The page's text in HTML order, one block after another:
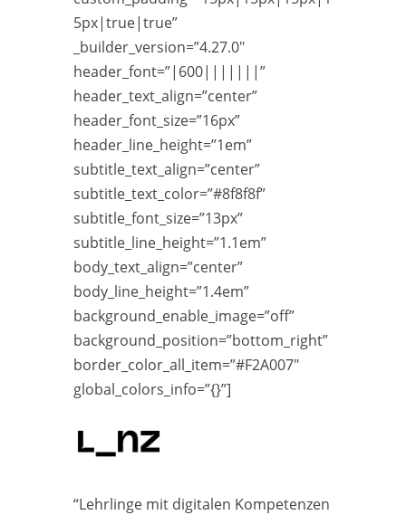
5px|true|true”
_builder_version=”4.27.0″
header_font=”|600|||||||”
header_text_align=”center”
header_font_size=”16px”
header_line_height=”1em”
subtitle_text_align=”center”
subtitle_text_color=”#8f8f8f”
subtitle_font_size=”13px”
subtitle_line_height=”1.1em”
body_text_align=”center”
body_line_height=”1.4em”
background_enable_image=”off”
background_position=”bottom_right”
border_color_all_item=”#F2A007″
global_colors_info=”{}”]
“Lehrlinge mit digitalen Kompetenzen